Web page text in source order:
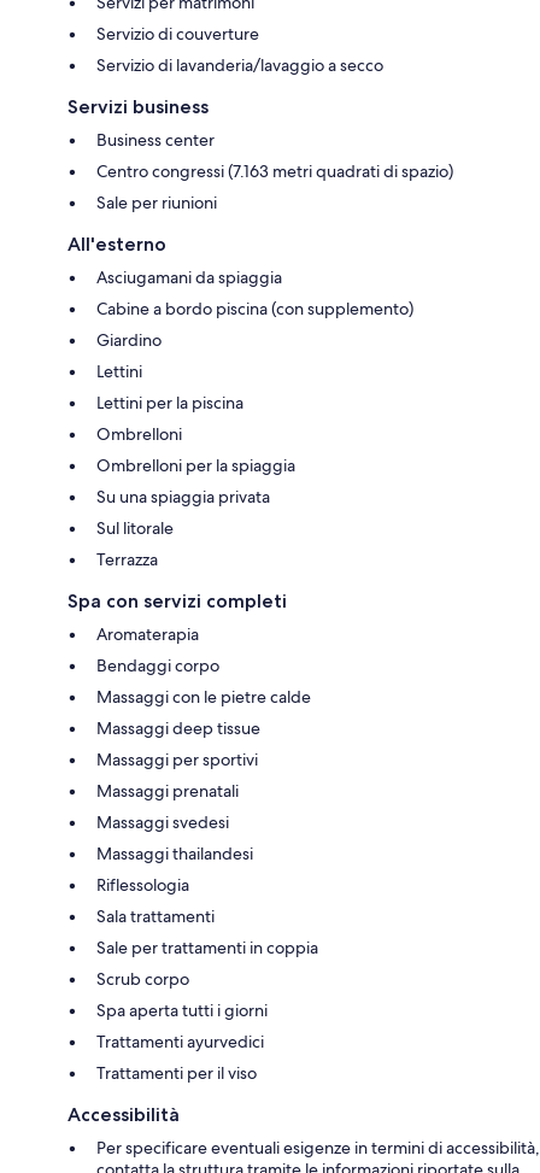
Servizio di couverture
Servizio di lavanderia/lavaggio a secco
Servizi business
Business center
Centro congressi (7.163 metri quadrati di spazio)
Sale per riunioni
All'esterno
Asciugamani da spiaggia
Cabine a bordo piscina (con supplemento)
Giardino
Lettini
Lettini per la piscina
Ombrelloni
Ombrelloni per la spiaggia
Su una spiaggia privata
Sul litorale
Terrazza
Spa con servizi completi
Aromaterapia
Bendaggi corpo
Massaggi con le pietre calde
Massaggi deep tissue
Massaggi per sportivi
Massaggi prenatali
Massaggi svedesi
Massaggi thailandesi
Riflessologia
Sala trattamenti
Sale per trattamenti in coppia
Scrub corpo
Spa aperta tutti i giorni
Trattamenti ayurvedici
Trattamenti per il viso
Accessibilità
Per specificare eventuali esigenze in termini di accessibilità,